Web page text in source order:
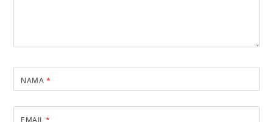
NAMA *
EMAIL*